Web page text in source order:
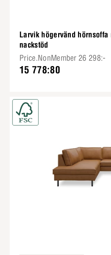
Larvik högervänd
nackstöd
Price.NonMember 26 298:-
15 778:80